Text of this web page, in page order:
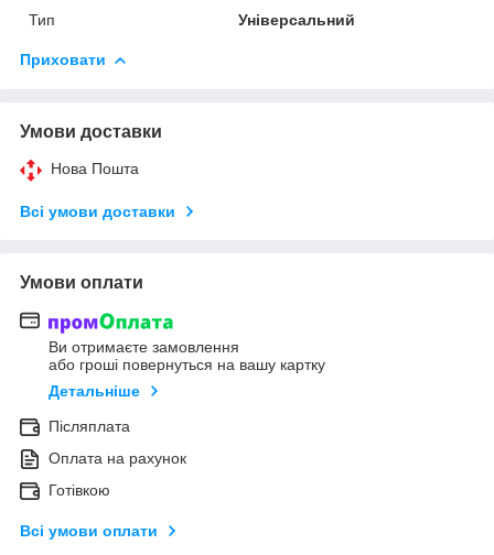
Тип
Універсальний
Приховати
Умови доставки
Нова Пошта
Всі умови доставки
Умови оплати
Ви отримаєте замовлення
або гроші повернуться на вашу картку
Детальніше
Післяплата
Оплата на рахунок
Готівкою
Всі умови оплати